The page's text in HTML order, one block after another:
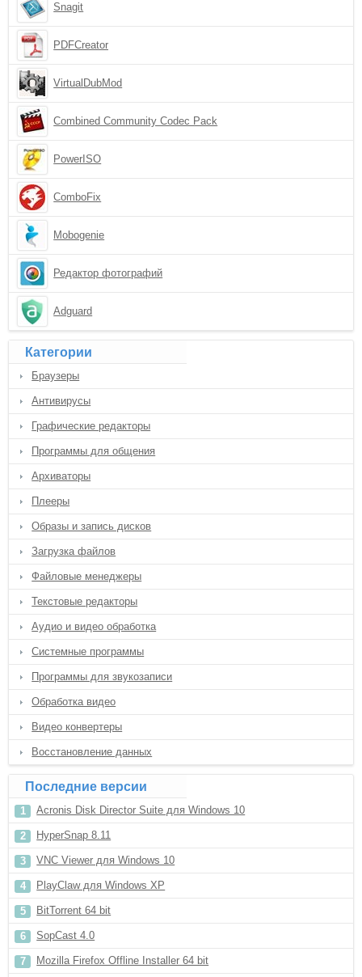
Snagit
PDFCreator
VirtualDubMod
Combined Community Codec Pack
PowerISO
ComboFix
Mobogenie
Редактор фотографий
Adguard
Категории
Браузеры
Антивирусы
Графические редакторы
Программы для общения
Архиваторы
Плееры
Образы и запись дисков
Загрузка файлов
Файловые менеджеры
Текстовые редакторы
Аудио и видео обработка
Системные программы
Программы для звукозаписи
Обработка видео
Видео конвертеры
Восстановление данных
Последние версии
Acronis Disk Director Suite для Windows 10
HyperSnap 8.11
VNC Viewer для Windows 10
PlayClaw для Windows XP
BitTorrent 64 bit
SopCast 4.0
Mozilla Firefox Offline Installer 64 bit